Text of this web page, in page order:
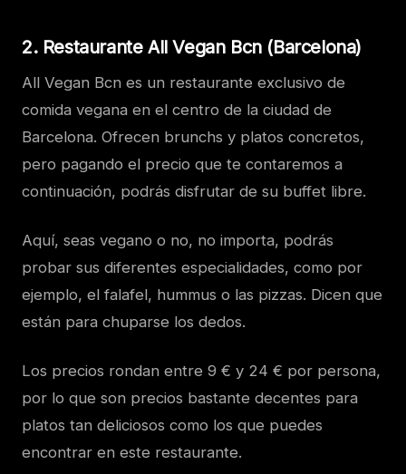
2. Restaurante All Vegan Bcn (Barcelona)
All Vegan Bcn es un restaurante exclusivo de
comida vegana en el centro de la ciudad de
Barcelona. Ofrecen brunchs y platos concretos,
pero pagando el precio que te contaremos a
continuación, podrás disfrutar de su buffet libre.
Aquí, seas vegano o no, no importa, podrás
probar sus diferentes especialidades, como por
ejemplo, el falafel, hummus o las pizzas. Dicen que
están para chuparse los dedos.
Los precios rondan entre 9 € y 24 € por persona,
por lo que son precios bastante decentes para
platos tan deliciosos como los que puedes
encontrar en este restaurante.